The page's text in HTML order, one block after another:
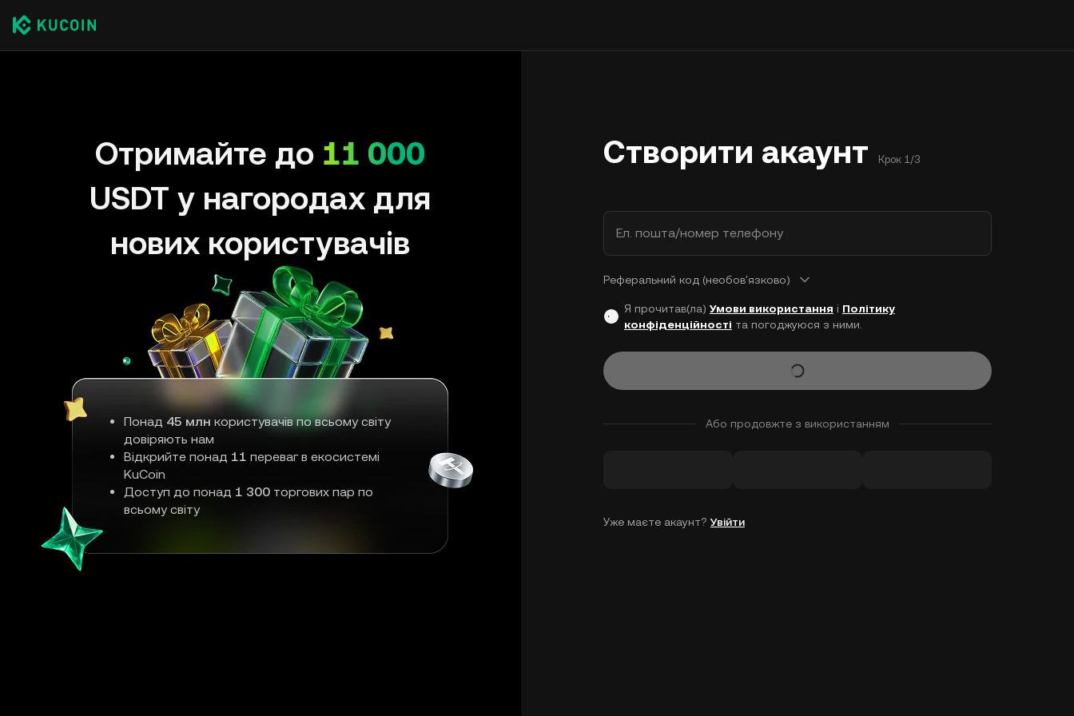
Отримайте до 11 000
USDT у нагородах для
нових користувачів
Понад 45 млн користувачів по всьому світу
довіряють нам
Відкрийте понад 11 переваг в екосистемі
KuCoin
Доступ до понад 1 300торгових пар по
всьому світу
Створити акаунт Крок 1/3
Ел. пошта/номер телефону
Реферальний код (необовʼязково)
Я прочитав(ла) Умови використання і Політику
конфіденційності та погоджуюся з ними.
Або продовжте з використанням
Уже маєте акаунт? Увійти